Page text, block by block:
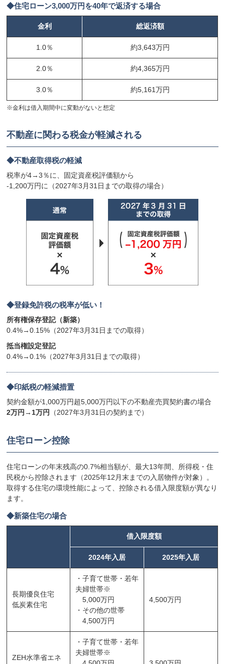
住宅ローン3,000万円を40年で返済する場合
金利 総返済額
1.0％ 約3,643万円
2.0％ 約4,365万円
3.0％ 約5,161万円
※金利は借入期間中に変動がないと想定
不動産に関わる税金が軽減される
不動産取得税の軽減
税率が4→3％に、固定資産税評価額から
-1,200万円に（2027年3月31日までの取得の場合）
登録免許税の税率が低い！
所有権保存登記（新築）
0.4%→0.15%（2027年3月31日までの取得）
抵当権設定登記
0.4%→0.1%（2027年3月31日までの取得）
印紙税の軽減措置
契約金額が1,000万円超5,000万円以下の不動産売買契約書の場合
2万円→1万円
（2027年3月31日の契約まで）
住宅ローン控除
住宅ローンの年末残高の0.7%相当額が、最大13年間、所得税・住
民税から控除されます（2025年12月末までの入居物件が対象）。
取得する住宅の環境性能によって、控除される借入限度額が異なり
ます。
新築住宅の場合
借入限度額
2024年入居 2025年入居
長期優良住宅
低炭素住宅
・子育て世帯・若年
夫婦世帯※
5,000万円
・その他の世帯
4,500万円
4,500万円
ZEH水準省エネ
・子育て世帯・若年
夫婦世帯※